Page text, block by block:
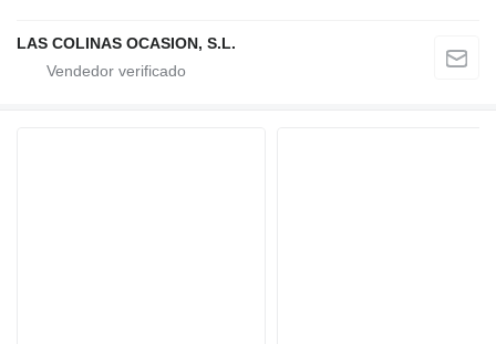
LAS COLINAS OCASION, S.L.